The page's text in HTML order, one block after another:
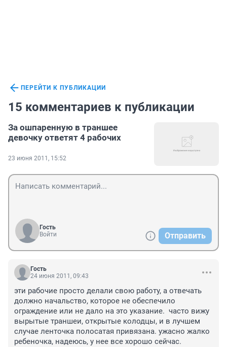
ПЕРЕЙТИ К ПУБЛИКАЦИИ
15 комментариев к публикации
За ошпаренную в траншее
девочку ответят 4 рабочих
23 июня 2011, 15:52
Гость
Войти
Отправить
Гость
24 июня 2011, 09:43
эти рабочие просто делали свою работу, а отвечать
должно начальство, которое не обеспечило
ограждение или не дало на это указание.  часто вижу
вырытые траншеи, открытые колодцы, и в лучшем
случае ленточка полосатая привязана. ужасно жалко
ребеночка, надеюсь, у нее все хорошо сейчас.